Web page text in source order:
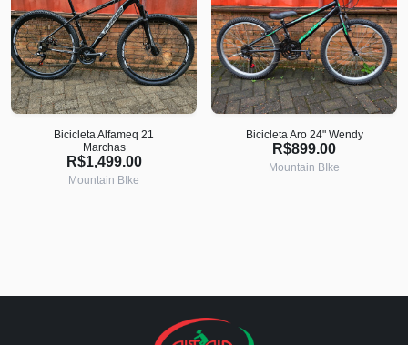
Bicicleta Alfameq 21
Marchas
R$1,499.00
Mountain BIke
Bicicleta Aro 24" Wendy
R$899.00
Mountain BIke